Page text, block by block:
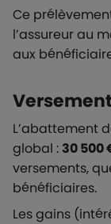
Ce
l’assureur au
aux
L’abattement
global : 30 500
versements,
bénéficiaires.
Les gains